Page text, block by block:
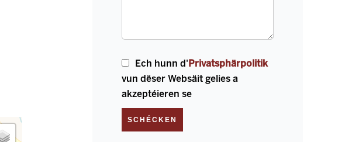
Ech hunn d' Privatsphärpolitik
vun dëser Websäit gelies a
akzeptéieren se
SCHÉCKEN